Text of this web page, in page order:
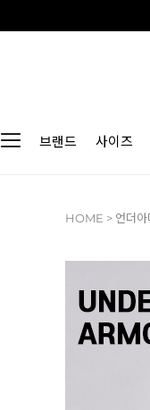
브랜드 사이즈
HOME > 언더